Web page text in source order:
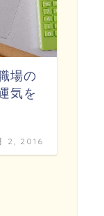
場の
気を
2, 2016